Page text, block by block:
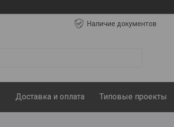
Наличие документов
Доставка и оплата Типовые проекты